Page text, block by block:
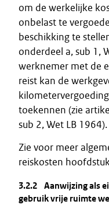
om de werkelijke
onbelast te
beschikking te
onderdeel a, sub 1,
werknemer met de
reist kan de
toekennen (zie
sub 2, Wet LB 1964).
Zie voor meer
reiskosten
3.2.2 Aanwijzing als
gebruik vrije ruimte